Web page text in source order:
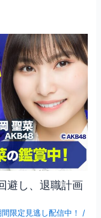
避し、退職計画
間限定見逃し配信中！
/